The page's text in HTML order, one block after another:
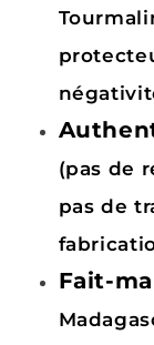
(pas de
pas de
Fait-